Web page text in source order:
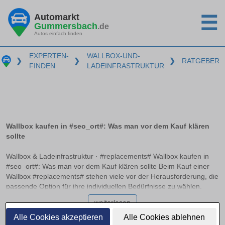
Alle Cookies akzeptieren Alle Cookies ablehnen
Automarkt
Gummersbach.de
Autos einfach finden ☰
❯
EXPERTEN-
FINDEN
❯
WALLBOX-UND-
LADEINFRASTRUKTUR
❯ RATGEBER
Wallbox kaufen in #seo_ort#: Was man vor dem Kauf klären
sollte
Wallbox & Ladeinfrastruktur · #replacements# Wallbox kaufen in
#seo_ort#: Was man vor dem Kauf klären sollte Beim Kauf einer
Wallbox #replacements# stehen viele vor der Herausforderung, die
passende Option für ihre individuellen Bedürfnisse zu wählen.
Essentielle Entscheidungskriterien wie Ladeleistung, Anschlussart
und Smart-Charging-Funktionen spielen hierbei eine
entscheidende Rolle. In diesem Ratgeber erhalten Sie
weiterlesen